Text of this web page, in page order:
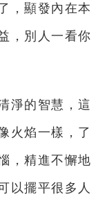
，顯發內在本
，別人一看你
淨的智慧，這
火焰一樣，了
，精進不懈地
以擺平很多人